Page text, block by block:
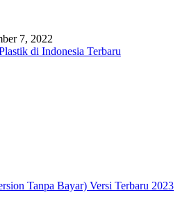
7, 2022
di Indonesia Terbaru
Tanpa Bayar) Versi Terbaru 2023